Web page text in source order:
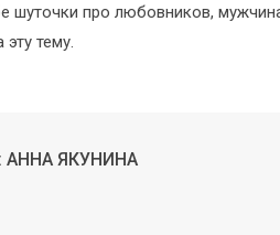
шуточки про любовников,
тему.
АННА ЯКУНИНА